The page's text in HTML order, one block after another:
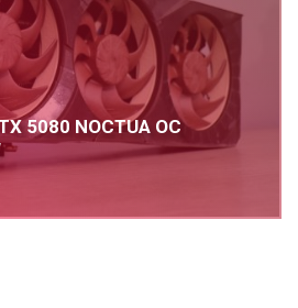
5080 NOCTUA OC